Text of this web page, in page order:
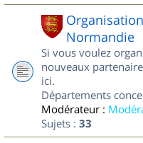
Normandie
Si vous voulez
nouveaux
ici.
Départements
Modérateur :
Sujets : 33